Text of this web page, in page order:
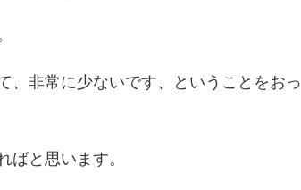
、非常に少ないです、ということをおっ
ばと思います。